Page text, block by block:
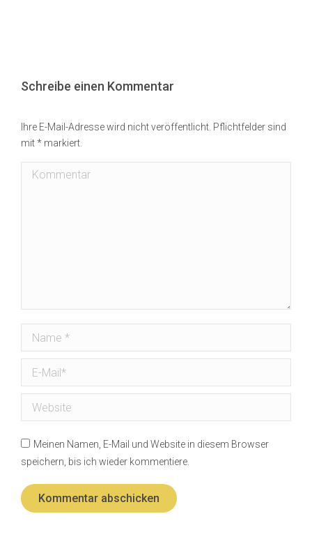
Schreibe einen Kommentar
Ihre E-Mail-Adresse wird nicht veröffentlicht. Pflichtfelder sind
mit* markiert.
Kommentar
Name *
E-Mail *
Website
Meinen Namen, E-Mail und Website in diesem Browser
speichern, bis ich wieder kommentiere.
Kommentar abschicken